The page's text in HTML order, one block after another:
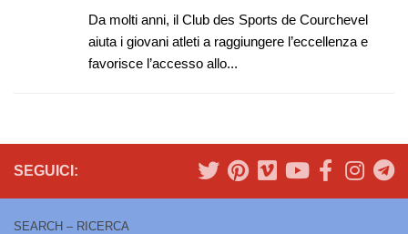
Da molti anni, il Club des Sports de Courchevel
aiuta i giovani atleti a raggiungere l’eccellenza e
favorisce l’accesso allo...
SEGUICI:
SEARCH – RICERCA